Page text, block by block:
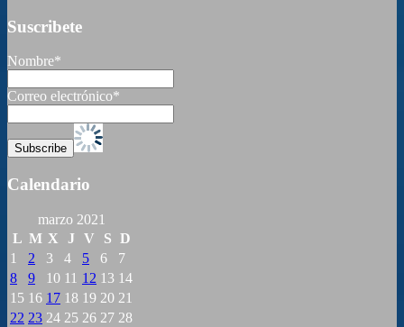
Suscribete
Nombre*
Correo electrónico*
Calendario
marzo 2021
L M X J V S D
1
2 3 4 5 6
7
8
9 10 11 12 13 14
15 16 17 18 19 20 21
22 23 24 25 26 27 28